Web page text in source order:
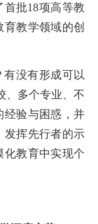
首批18项高等教
教学领域的创
没有形成可以
、多个专业、不
经验与困惑，并
发挥先行者的示
化教育中实现个